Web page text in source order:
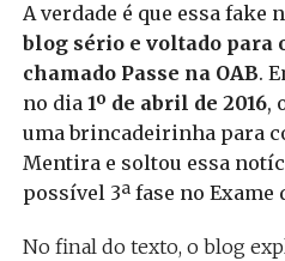
A verdade é que essa fake
blog sério e voltado para
chamado Passe na OAB.
no dia1º de abril de 2016,
uma brincadeirinha para
Mentira e soltou essa
possível 3ª fase no Exame
No final do texto, o blog